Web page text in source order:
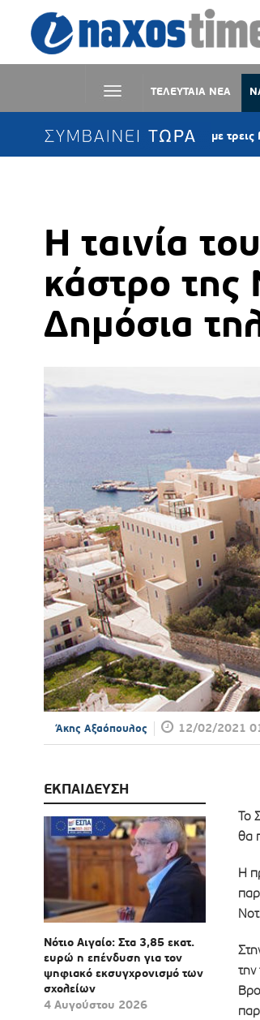
ΤΕΛΕΥΤΑΙΑ ΝΕΑ
ΣΥΜΒΑΙΝΕΙ ΤΩΡΑ
Κέα: Ιστιοφόρο με τρεις Γάλλους
Η ταινία
κάστρο της
Δημόσια
Άκης Αξαόπουλος 12/02/2021
ΕΚΠΑΙΔΕΥΣΗ
Νότιο Αιγαίο: Στα 3,85 εκατ.
ευρώ η επένδυση για τον
ψηφιακό εκσυγχρονισμό των
σχολείων
4 Αυγούστου 2026
Το
θα
Η
την